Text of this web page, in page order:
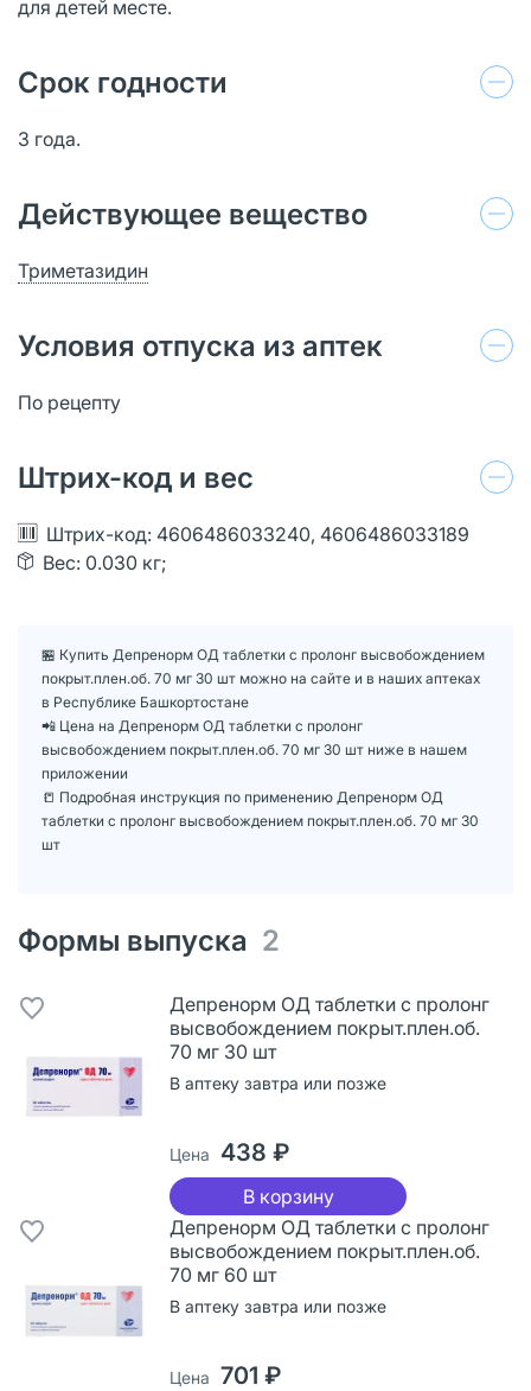
для детей месте.
Срок годности
3 года.
Действующее вещество
Триметазидин
Условия отпуска из аптек
По рецепту
Штрих-код и вес
Штрих-код: 4606486033240, 4606486033189
Вес: 0.030 кг;
🏪 Купить Депренорм ОД таблетки с пролонг высвобождением
покрыт.плен.об. 70 мг 30 шт можно на сайте и в наших аптеках
в Республике Башкортостане
📲 Цена на Депренорм ОД таблетки с пролонг
высвобождением покрыт.плен.об. 70 мг 30 шт ниже в нашем
приложении
📒 Подробная инструкция по применению Депренорм ОД
таблетки с пролонг высвобождением покрыт.плен.об. 70 мг 30
шт
Формы выпуска 2
Депренорм ОД таблетки с пролонг
высвобождением покрыт.плен.об.
70 мг 30 шт
В аптеку завтра или позже
Цена 438 ₽
В корзину
Депренорм ОД таблетки с пролонг
высвобождением покрыт.плен.об.
70 мг 60 шт
В аптеку завтра или позже
Цена 701 ₽